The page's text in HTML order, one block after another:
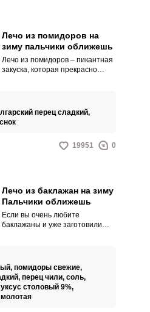
Лечо из помидоров на
зиму пальчики оближешь
Лечо из помидоров – пикантная
закуска, которая прекрасно
составит труда даже самой
неопытной хозяйке.
перец сладкий,
19951 0
Лечо из баклажан на зиму
Пальчики оближешь
Если вы очень любите
баклажаны и уже заготовили
баклажанов получается сочным
и довольно ароматным.
помидоры свежие,
перец чили, соль,
уксус столовый 9%,
меня